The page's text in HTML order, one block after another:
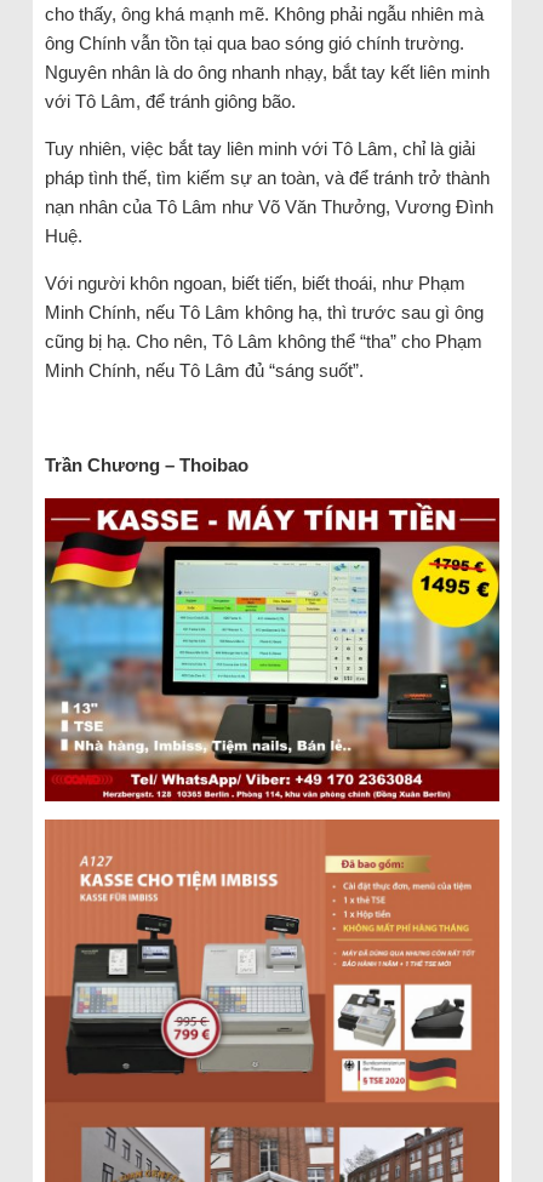
cho thấy, ông khá mạnh mẽ. Không phải ngẫu nhiên mà
ông Chính vẫn tồn tại qua bao sóng gió chính trường.
Nguyên nhân là do ông nhanh nhạy, bắt tay kết liên minh
với Tô Lâm, để tránh giông bão.
Tuy nhiên, việc bắt tay liên minh với Tô Lâm, chỉ là giải
pháp tình thế, tìm kiếm sự an toàn, và để tránh trở thành
nạn nhân của Tô Lâm như Võ Văn Thưởng, Vương Đình
Huệ.
Với người khôn ngoan, biết tiến, biết thoái, như Phạm
Minh Chính, nếu Tô Lâm không hạ, thì trước sau gì ông
cũng bị hạ. Cho nên, Tô Lâm không thể “tha” cho Phạm
Minh Chính, nếu Tô Lâm đủ “sáng suốt”.
Trần Chương – Thoibao